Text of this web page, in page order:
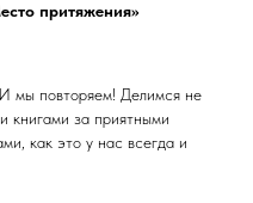
притяжения»
мы повторяем! Делимся не
книгами за приятными
как это у нас всегда и